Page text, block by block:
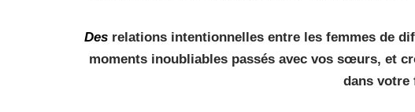
Des relations intentionnelles entre les femmes de
moments inoubliables passés avec vos sœurs, et
dans votre